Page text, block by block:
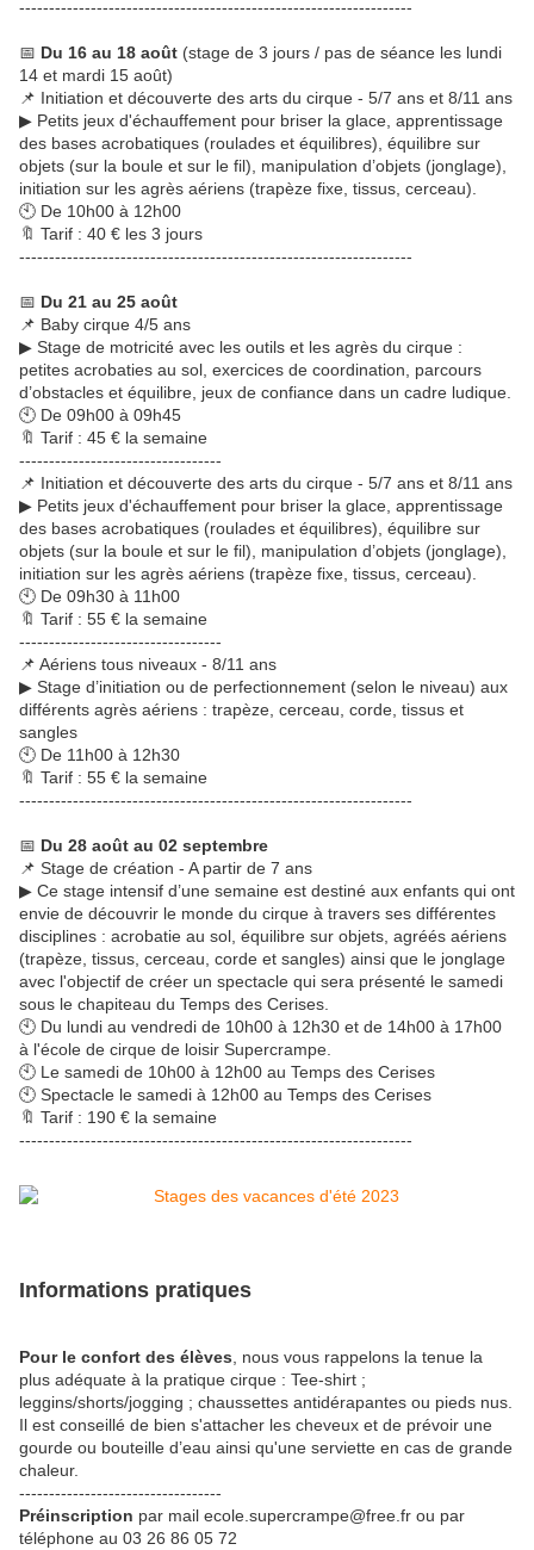
------------------------------------------------------------------
📅 Du 16 au 18 août (stage de 3 jours / pas de séance les lundi
14 et mardi 15 août)
📌 Initiation et découverte des arts du cirque - 5/7 ans et 8/11 ans
▶ Petits jeux d'échauffement pour briser la glace, apprentissage
des bases acrobatiques (roulades et équilibres), équilibre sur
objets (sur la boule et sur le fil), manipulation d’objets (jonglage),
initiation sur les agrès aériens (trapèze fixe, tissus, cerceau).
🕙 De 10h00 à 12h00
🔖 Tarif : 40 € les 3 jours
------------------------------------------------------------------
📅 Du 21 au 25 août
📌 Baby cirque 4/5 ans
▶ Stage de motricité avec les outils et les agrès du cirque :
petites acrobaties au sol, exercices de coordination, parcours
d’obstacles et équilibre, jeux de confiance dans un cadre ludique.
🕙 De 09h00 à 09h45
🔖 Tarif : 45 € la semaine
----------------------------------
📌 Initiation et découverte des arts du cirque - 5/7 ans et 8/11 ans
▶ Petits jeux d'échauffement pour briser la glace, apprentissage
des bases acrobatiques (roulades et équilibres), équilibre sur
objets (sur la boule et sur le fil), manipulation d’objets (jonglage),
initiation sur les agrès aériens (trapèze fixe, tissus, cerceau).
🕙 De 09h30 à 11h00
🔖 Tarif : 55 € la semaine
----------------------------------
📌 Aériens tous niveaux - 8/11 ans
▶ Stage d’initiation ou de perfectionnement (selon le niveau) aux
différents agrès aériens : trapèze, cerceau, corde, tissus et
sangles
🕙 De 11h00 à 12h30
🔖 Tarif : 55 € la semaine
------------------------------------------------------------------
📅 Du 28 août au 02 septembre
📌 Stage de création - A partir de 7 ans
▶ Ce stage intensif d’une semaine est destiné aux enfants qui ont
envie de découvrir le monde du cirque à travers ses différentes
disciplines : acrobatie au sol, équilibre sur objets, agréés aériens
(trapèze, tissus, cerceau, corde et sangles) ainsi que le jonglage
avec l'objectif de créer un spectacle qui sera présenté le samedi
sous le chapiteau du Temps des Cerises.
🕙 Du lundi au vendredi de 10h00 à 12h30 et de 14h00 à 17h00
à l'école de cirque de loisir Supercrampe.
🕙 Le samedi de 10h00 à 12h00 au Temps des Cerises
🕙 Spectacle le samedi à 12h00 au Temps des Cerises
🔖 Tarif : 190 € la semaine
------------------------------------------------------------------
Informations pratiques
Pour le confort des élèves , nous vous rappelons la tenue la
plus adéquate à la pratique cirque : Tee-shirt ;
leggins/shorts/jogging ; chaussettes antidérapantes ou pieds nus.
Il est conseillé de bien s'attacher les cheveux et de prévoir une
gourde ou bouteille d’eau ainsi qu'une serviette en cas de grande
chaleur.
----------------------------------
Préinscription par mail ecole.supercrampe@free.fr ou par
téléphone au 03 26 86 05 72